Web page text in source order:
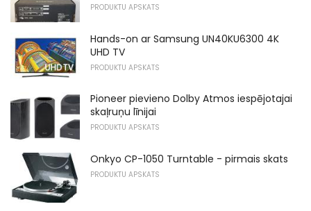
PRODUKTU APSKATS
Hands-on ar Samsung UN40KU6300 4K
UHD TV
PRODUKTU APSKATS
Pioneer pievieno Dolby Atmos iespējotajai
skaļruņu līnijai
PRODUKTU APSKATS
Onkyo CP-1050 Turntable - pirmais skats
PRODUKTU APSKATS